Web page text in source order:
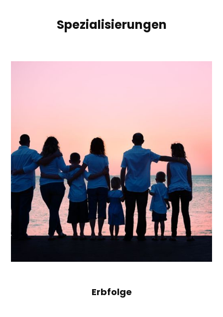
Spezialisierungen
Erbfolge